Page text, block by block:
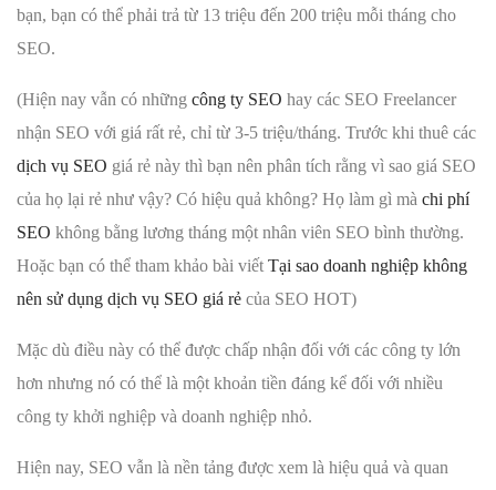
bạn, bạn có thể phải trả từ 13 triệu đến 200 triệu mỗi tháng cho
SEO.
(Hiện nay vẫn có những công ty SEO hay các SEO Freelancer
nhận SEO với giá rất rẻ, chỉ từ 3-5 triệu/tháng. Trước khi thuê các
dịch vụ SEO giá rẻ này thì bạn nên phân tích rằng vì sao giá SEO
của họ lại rẻ như vậy? Có hiệu quả không? Họ làm gì mà chi phí
SEO không bằng lương tháng một nhân viên SEO bình thường.
Hoặc bạn có thể tham khảo bài viết Tại sao doanh nghiệp không
nên sử dụng dịch vụ SEO giá rẻ của SEO HOT)
Mặc dù điều này có thể được chấp nhận đối với các công ty lớn
hơn nhưng nó có thể là một khoản tiền đáng kể đối với nhiều
công ty khởi nghiệp và doanh nghiệp nhỏ.
Hiện nay, SEO vẫn là nền tảng được xem là hiệu quả và quan